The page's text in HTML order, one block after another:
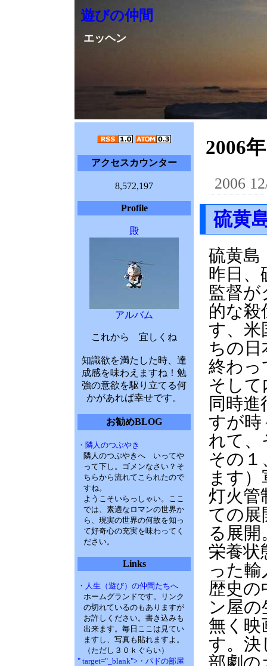
遊びの仲間
エッヘン
アクセスカウンター
8,572,197
Profile
殿
アルバム
これから 宜しくね
知識欲を満たした時、達
成感を味わえますね！勉
強の意欲を駆り立てる何
かがあれば幸せです。
お勧めBLOG
・隣人のつぶやき
隣人のつぶやきへ いってや
って下し。ゴメンなさい？そ
ちらから流れてこられたので
すね。
ようこそいらっしゃい。ここ
では、素適なロマンの世界か
ら、現実の世界の何故を知っ
て好奇心の充実を味わってく
ださい。
Links
・人生（遊び）の仲間たちへ
ホームグランドです。リンク
の切れているのもありますが
お許しください。書き込みも
出来ます。毎日ここは見てい
ますし、写真も貼れますよ。
（ただし３０ｋぐらい）
" target="_blank">・パドの部屋
2006
2006
硫黄
硫黄島
昨日、
監督
的な
す、米
ちの日
終わっ
そし
同時
すが時
れて、
その１
ます
灯火管
ての展
る展
栄養状
った
歴史の
ン屋
無く映
す。決